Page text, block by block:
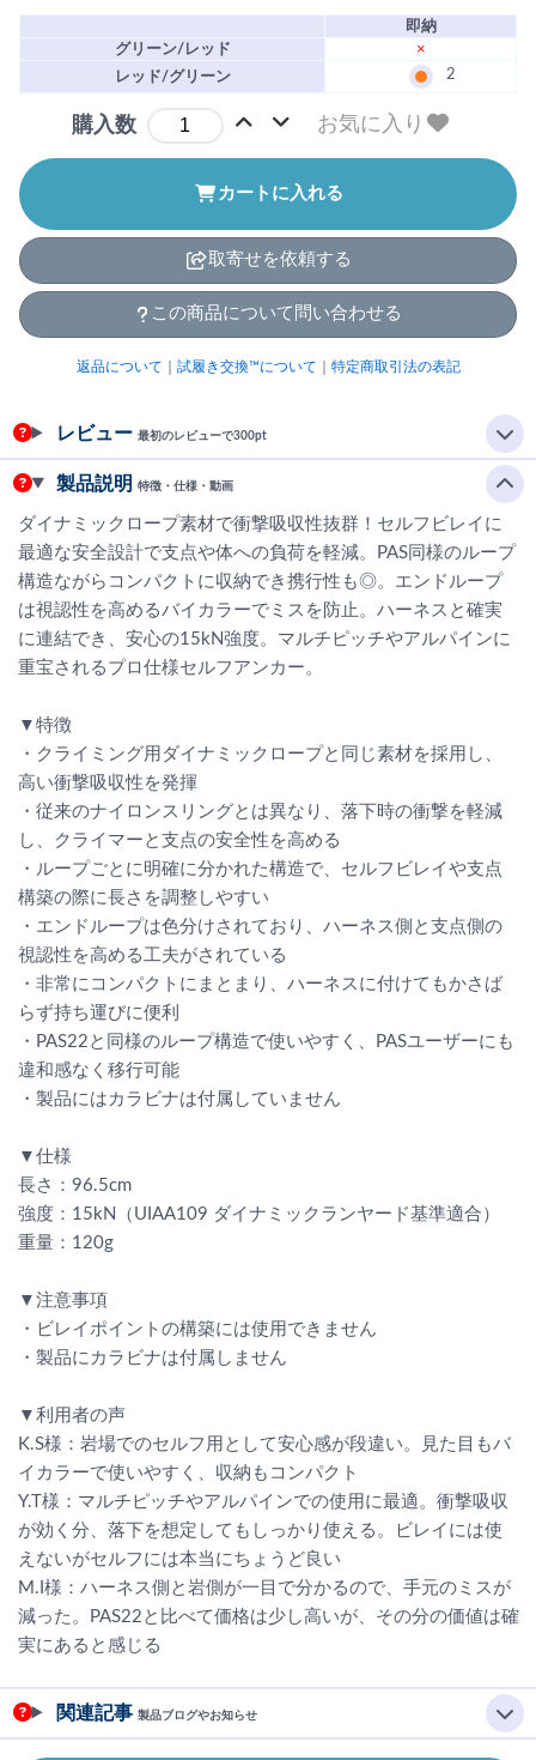
即納
グリーン/レッド
×
レッド/グリーン
2
購入数 お気に入り
カートに入れる
取寄せを依頼する
この商品について問い合わせる
返品について 試履き交換™について 特定商取引法の表記
レビュー 最初のレビューで300pt
製品説明 特徴・仕様・動画
ダイナミックロープ素材で衝撃吸収性抜群！セルフビレイに
最適な安全設計で支点や体への負荷を軽減。PAS同様のループ
構造ながらコンパクトに収納でき携行性も◎。エンドループ
は視認性を高めるバイカラーでミスを防止。ハーネスと確実
に連結でき、安心の15kN強度。マルチピッチやアルパインに
重宝されるプロ仕様セルフアンカー。
▼特徴
・クライミング用ダイナミックロープと同じ素材を採用し、
高い衝撃吸収性を発揮
・従来のナイロンスリングとは異なり、落下時の衝撃を軽減
し、クライマーと支点の安全性を高める
・ループごとに明確に分かれた構造で、セルフビレイや支点
構築の際に長さを調整しやすい
・エンドループは色分けされており、ハーネス側と支点側の
視認性を高める工夫がされている
・非常にコンパクトにまとまり、ハーネスに付けてもかさば
らず持ち運びに便利
・PAS22と同様のループ構造で使いやすく、PASユーザーにも
違和感なく移行可能
・製品にはカラビナは付属していません
▼仕様
長さ：96.5cm
強度：15kN（UIAA109 ダイナミックランヤード基準適合）
重量：120g
▼注意事項
・ビレイポイントの構築には使用できません
・製品にカラビナは付属しません
▼利用者の声
K.S様：岩場でのセルフ用として安心感が段違い。見た目もバ
イカラーで使いやすく、収納もコンパクト
Y.T様：マルチピッチやアルパインでの使用に最適。衝撃吸収
が効く分、落下を想定してもしっかり使える。ビレイには使
えないがセルフには本当にちょうど良い
M.I様：ハーネス側と岩側が一目で分かるので、手元のミスが
減った。PAS22と比べて価格は少し高いが、その分の価値は確
実にあると感じる
関連記事 製品ブログやお知らせ